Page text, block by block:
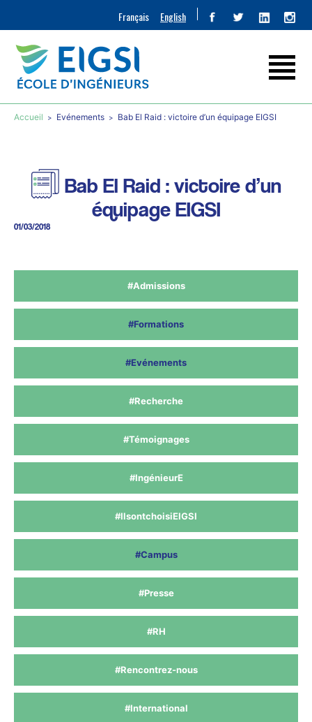
Français English
Accueil Evénements Bab El Raid : victoire d’un équipage EIGSI
Bab El Raid : victoire d’un
équipage EIGSI
01/03/2018
#Admissions
#Formations
#Evénements
#Recherche
#Témoignages
#IngénieurE
#IlsontchoisiEIGSI
#Campus
#Presse
#RH
#Rencontrez-nous
#International